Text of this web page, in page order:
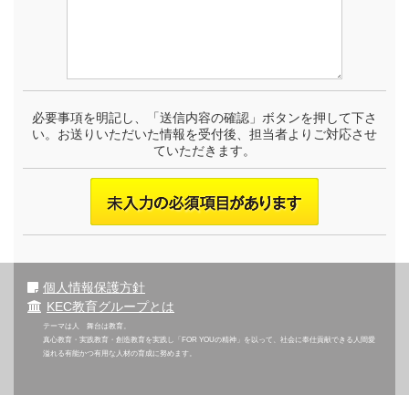
必要事項を明記し、「送信内容の確認」ボタンを押して下さ
い。お送りいただいた情報を受付後、担当者よりご対応させ
ていただきます。
個人情報保護方針
KEC教育グループとは
テーマは人 舞台は教育。
真心教育・実践教育・創造教育を実践し「FOR YOUの精神」を以って、社会に奉仕貢献できる人間愛
溢れる有能かつ有用な人材の育成に努めます。